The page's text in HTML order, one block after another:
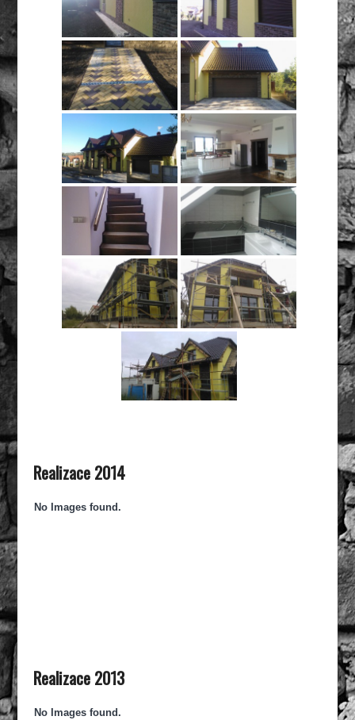
Realizace 2014
No Images found.
Realizace 2013
No Images found.